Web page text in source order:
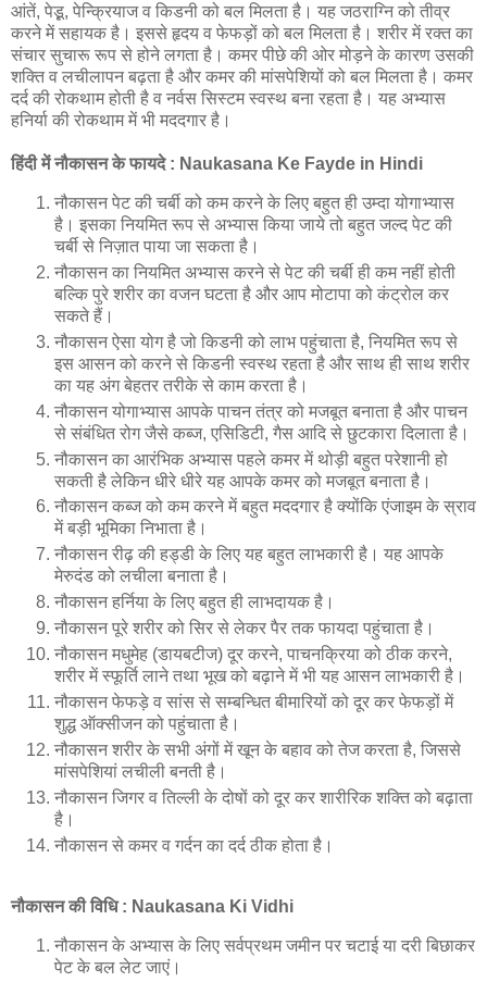
आंतें, पेडू़, पेन्क्रियाज व किडनी को बल मिलता है। यह जठराग्नि को तीव्र
करने में सहायक है। इससे हृदय व फेफड़ों को बल मिलता है। शरीर में रक्त का
संचार सुचारू रूप से होने लगता है। कमर पीछे की ओर मोड़ने के कारण उसकी
शक्ति व लचीलापन बढ़ता है और कमर की मांसपेशियों को बल मिलता है। कमर
दर्द की रोकथाम होती है व नर्वस सिस्टम स्वस्थ बना रहता है। यह अभ्यास
हनिर्या की रोकथाम में भी मददगार है।
हिंदी में नौकासन के फायदे : Naukasana Ke Fayde in Hindi
नौकासन पेट की चर्बी को कम करने के लिए बहुत ही उम्दा योगाभ्यास
है। इसका नियमित रूप से अभ्यास किया जाये तो बहुत जल्द पेट की
चर्बी से निज़ात पाया जा सकता है।
नौकासन का नियमित अभ्यास करने से पेट की चर्बी ही कम नहीं होती
बल्कि पुरे शरीर का वजन घटता है और आप मोटापा को कंट्रोल कर
सकते हैं।
नौकासन ऐसा योग है जो किडनी को लाभ पहुंचाता है, नियमित रूप से
इस आसन को करने से किडनी स्वस्थ रहता है और साथ ही साथ शरीर
का यह अंग बेहतर तरीके से काम करता है।
नौकासन योगाभ्यास आपके पाचन तंत्र को मजबूत बनाता है और पाचन
से संबंधित रोग जैसे कब्ज, एसिडिटी, गैस आदि से छुटकारा दिलाता है।
नौकासन का आरंभिक अभ्यास पहले कमर में थोड़ी बहुत परेशानी हो
सकती है लेकिन धीरे धीरे यह आपके कमर को मजबूत बनाता है।
नौकासन कब्ज को कम करने में बहुत मददगार है क्योंकि एंजाइम के स्राव
में बड़ी भूमिका निभाता है।
नौकासन रीढ़ की हड्डी के लिए यह बहुत लाभकारी है। यह आपके
मेरुदंड को लचीला बनाता है।
नौकासन हर्निया के लिए बहुत ही लाभदायक है।
नौकासन पूरे शरीर को सिर से लेकर पैर तक फायदा पहुंचाता है।
नौकासन मधुमेह (डायबटीज) दूर करने, पाचनक्रिया को ठीक करने,
शरीर में स्फूर्ति लाने तथा भूख को बढ़ाने में भी यह आसन लाभकारी है।
नौकासन फेफड़े व सांस से सम्बन्धित बीमारियों को दूर कर फेफड़ों में
शुद्ध ऑक्सीजन को पहुंचाता है।
नौकासन शरीर के सभी अंगों में खून के बहाव को तेज करता है, जिससे
मांसपेशियां लचीली बनती है।
नौकासन जिगर व तिल्ली के दोषों को दूर कर शारीरिक शक्ति को बढ़ाता
है।
नौकासन से कमर व गर्दन का दर्द ठीक होता है।
नौकासन की विधि : Naukasana Ki Vidhi
नौकासन के अभ्यास के लिए सर्वप्रथम जमीन पर चटाई या दरी बिछाकर
पेट के बल लेट जाएं।